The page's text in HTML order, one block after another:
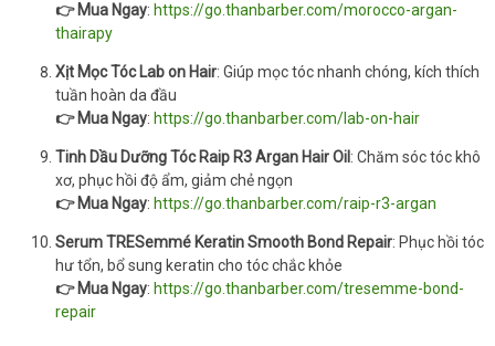
👉 Mua Ngay: https://go.thanbarber.com/morocco-argan-
thairapy
Xịt Mọc Tóc Lab on Hair: Giúp mọc tóc nhanh chóng, kích thích
tuần hoàn da đầu
👉 Mua Ngay: https://go.thanbarber.com/lab-on-hair
Tinh Dầu Dưỡng Tóc Raip R3 Argan Hair Oil : Chăm sóc tóc khô
xơ, phục hồi độ ẩm, giảm chẻ ngọn
👉 Mua Ngay: https://go.thanbarber.com/raip-r3-argan
Serum TRESemmé Keratin Smooth Bond Repair: Phục hồi tóc
hư tổn, bổ sung keratin cho tóc chắc khỏe
👉 Mua Ngay: https://go.thanbarber.com/tresemme-bond-
repair